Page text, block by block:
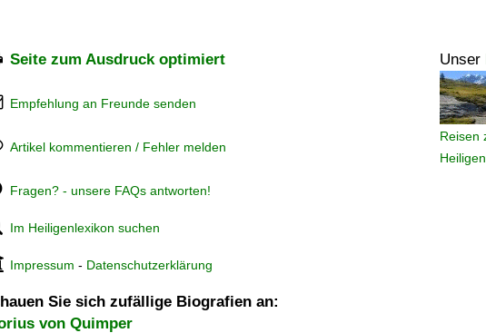
Seite zum Ausdruck optimiert Unser
Reisen
Empfehlung an Freunde senden
Artikel kommentieren / Fehler melden
Fragen? - unsere FAQs antworten!
Im Heiligenlexikon suchen
Impressum - Datenschutzerklärung
Sie sich zufällige Biografien an:
von Quimper